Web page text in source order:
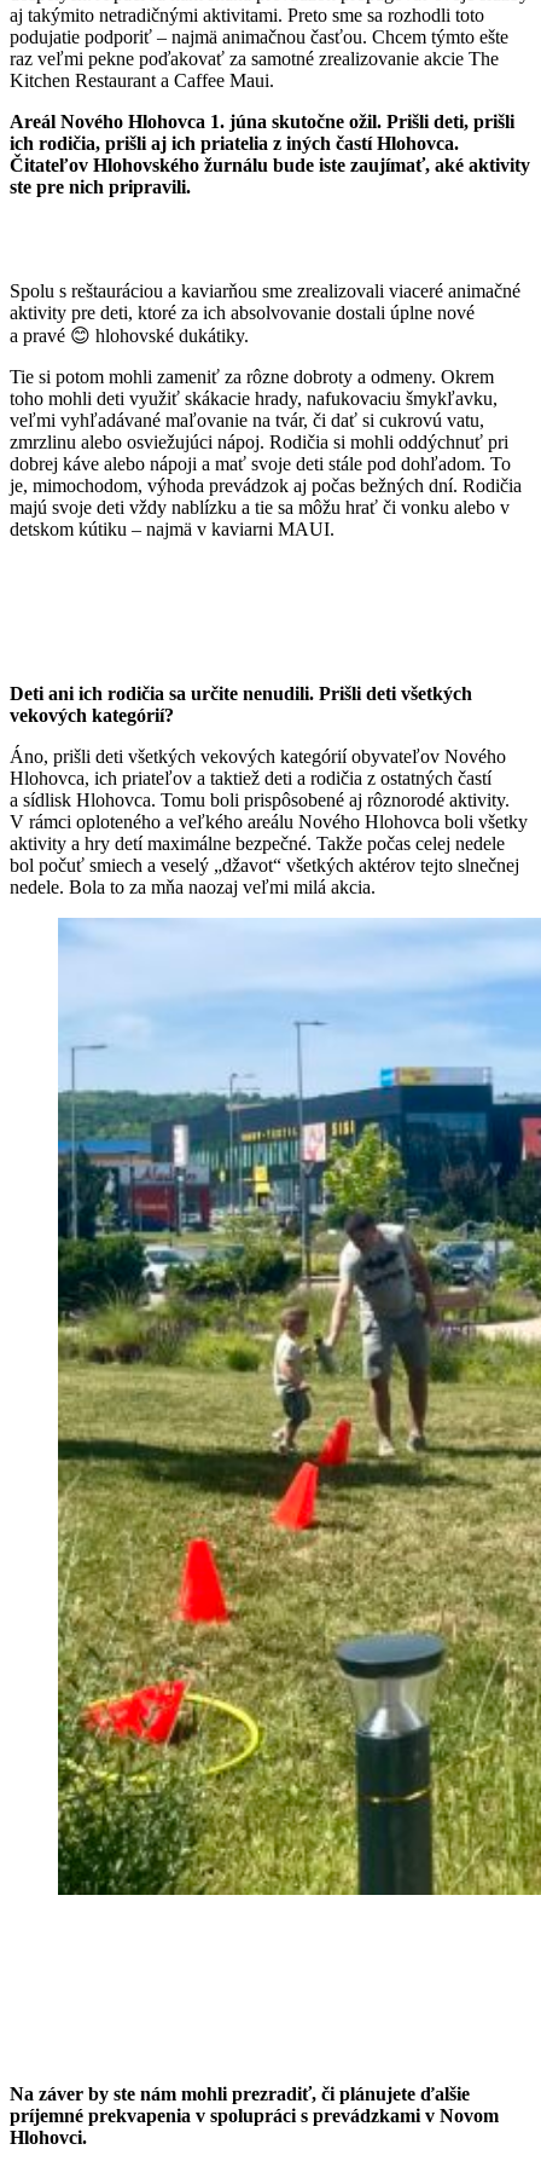
aj takýmito netradičnými aktivitami. Preto sme sa rozhodli toto
podujatie podporiť – najmä animačnou časťou. Chcem týmto ešte
raz veľmi pekne poďakovať za samotné zrealizovanie akcie The
Kitchen Restaurant a Caffee Maui.
Areál Nového Hlohovca 1. júna skutočne ožil. Prišli deti, prišli
ich rodičia, prišli aj ich priatelia z iných častí Hlohovca.
Čitateľov Hlohovského žurnálu bude iste zaujímať, aké aktivity
ste pre nich pripravili.
Spolu s reštauráciou a kaviarňou sme zrealizovali viaceré animačné
aktivity pre deti, ktoré za ich absolvovanie dostali úplne nové
a pravé 😊 hlohovské dukátiky.
Tie si potom mohli zameniť za rôzne dobroty a odmeny. Okrem
toho mohli deti využiť skákacie hrady, nafukovaciu šmykľavku,
veľmi vyhľadávané maľovanie na tvár, či dať si cukrovú vatu,
zmrzlinu alebo osviežujúci nápoj. Rodičia si mohli oddýchnuť pri
dobrej káve alebo nápoji a mať svoje deti stále pod dohľadom. To
je, mimochodom, výhoda prevádzok aj počas bežných dní. Rodičia
majú svoje deti vždy nablízku a tie sa môžu hrať či vonku alebo v
detskom kútiku – najmä v kaviarni MAUI.
Deti ani ich rodičia sa určite nenudili. Prišli deti všetkých
vekových kategórií?
Áno, prišli deti všetkých vekových kategórií obyvateľov Nového
Hlohovca, ich priateľov a taktiež deti a rodičia z ostatných častí
a sídlisk Hlohovca. Tomu boli prispôsobené aj rôznorodé aktivity.
V rámci oploteného a veľkého areálu Nového Hlohovca boli všetky
aktivity a hry detí maximálne bezpečné. Takže počas celej nedele
bol počuť smiech a veselý „džavot“ všetkých aktérov tejto slnečnej
nedele. Bola to za mňa naozaj veľmi milá akcia.
Na záver by ste nám mohli prezradiť, či plánujete ďalšie
príjemné prekvapenia v spolupráci s prevádzkami v Novom
Hlohovci.